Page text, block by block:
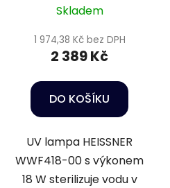
Skladem
1 974,38 Kč bez DPH
2 389 Kč
DO KOŠÍKU
UV lampa HEISSNER
WWF418-00 s výkonem
18 W sterilizuje vodu v